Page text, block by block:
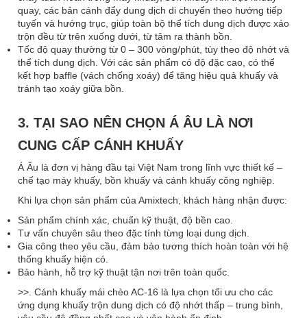
quay, các bản cánh đẩy dung dịch di chuyển theo hướng tiếp
tuyến và hướng trục, giúp toàn bộ thể tích dung dịch được xáo
trộn đều từ trên xuống dưới, từ tâm ra thành bồn.
Tốc độ quay thường từ 0 – 300 vòng/phút, tùy theo độ nhớt và
thể tích dung dịch. Với các sản phẩm có độ đặc cao, có thể
kết hợp baffle (vách chống xoáy) để tăng hiệu quả khuấy và
tránh tạo xoáy giữa bồn.
3. TẠI SAO NÊN CHỌN Á ÂU LÀ NƠI
CUNG CẤP CÁNH KHUẤY
Á Âu là đơn vị hàng đầu tại Việt Nam trong lĩnh vực thiết kế –
chế tạo máy khuấy, bồn khuấy và cánh khuấy công nghiệp.
Khi lựa chọn sản phẩm của Amixtech, khách hàng nhận được:
Sản phẩm chính xác, chuẩn kỹ thuật, độ bền cao.
Tư vấn chuyên sâu theo đặc tính từng loại dung dịch.
Gia công theo yêu cầu, đảm bảo tương thích hoàn toàn với hệ
thống khuấy hiện có.
Bảo hành, hỗ trợ kỹ thuật tận nơi trên toàn quốc.
>>. Cánh khuấy mái chèo AC-16 là lựa chọn tối ưu cho các
ứng dụng khuấy trộn dung dịch có độ nhớt thấp – trung bình,